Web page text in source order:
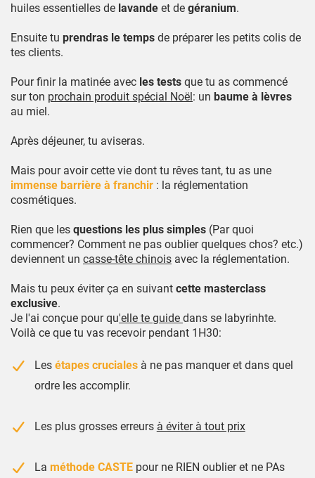
huiles essentielles de lavande et de géranium.
Ensuite tu prendras le temps de préparer les petits colis de
tes clients.
Pour finir la matinée avec les tests que tu as commencé
sur ton prochain produit spécial Noël: un baume à lèvres
au miel.
Après déjeuner, tu aviseras.
Mais pour avoir cette vie dont tu rêves tant, tu as une
immense barrière à franchir : la réglementation
cosmétiques.
Rien que les questions les plus simples (Par quoi
commencer? Comment ne pas oublier quelques chos? etc.)
deviennent un casse-tête chinois avec la réglementation.
Mais tu peux éviter ça en suivant cette masterclass
exclusive.
Je l'ai conçue pour qu'elle te guide dans se labyrinhte.
Voilà ce que tu vas recevoir pendant 1H30:
Lesétapes crucialesà ne pas manquer et dans quel
ordre les accomplir.
Les plus grosses erreurs à éviter à tout prix
La méthode CASTEpour ne RIEN oublier et ne PAs